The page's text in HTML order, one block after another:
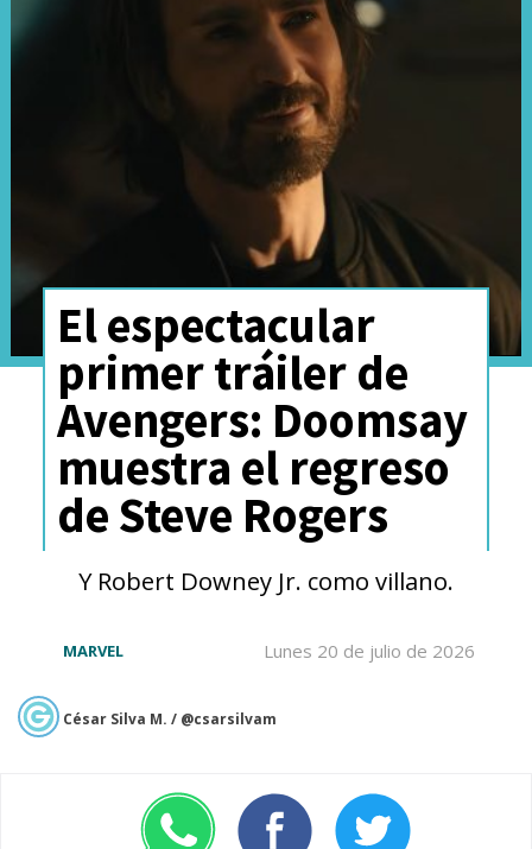
El espectacular
primer tráiler de
Avengers: Doomsay
muestra el regreso
de Steve Rogers
Y Robert Downey Jr. como villano.
Lunes 20 de julio de 2026
MARVEL
César Silva M. / @csarsilvam